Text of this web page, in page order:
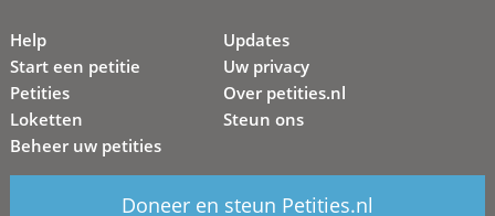
Help
Start een petitie
Petities
Loketten
Beheer uw petities
Updates
Uw privacy
Over petities.nl
Steun ons
Doneer en steun Petities.nl